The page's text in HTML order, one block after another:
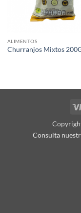
ALIMENTOS
Churranjos Mixtos
Consulta